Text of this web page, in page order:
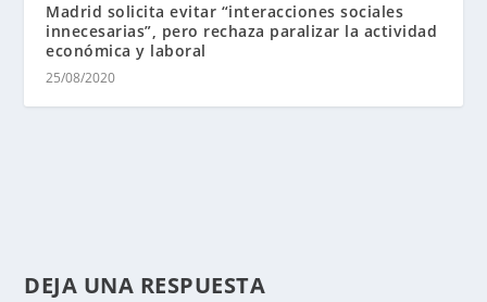
Madrid solicita evitar “interacciones sociales
innecesarias”, pero rechaza paralizar la actividad
económica y laboral
25/08/2020
DEJA UNA RESPUESTA